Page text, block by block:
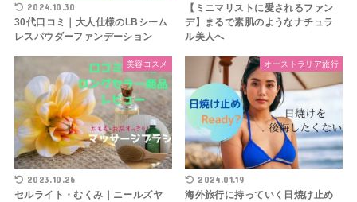
2024.10.30
30代口コミ｜大人仕様のLBシーム
レスパウダーファンデーション
【ミニマリストに愛されるファン
デ】まるで素肌のようなナチュラ
ル美人へ
美容コスメ
2023.10.26
セルライト・むくみ｜ニールズヤ
オーストラリア旅行
2024.01.19
海外旅行に持っていく日焼け止め